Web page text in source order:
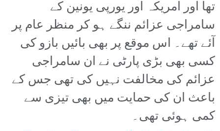
تھا اور امریکہ اور یورپی یونین کے
سامراجی عزائم ننگے ہو کر منظر عام پر
آئے تھے۔ اس موقع پر بھی بائیں بازو کی
کسی بھی بڑی پارٹی نے ان سامراجی
عزائم کی مخالفت نہیں کی تھی جس کے
باعث ان کی حمایت میں بھی تیزی سے
کمی ہوئی تھی۔